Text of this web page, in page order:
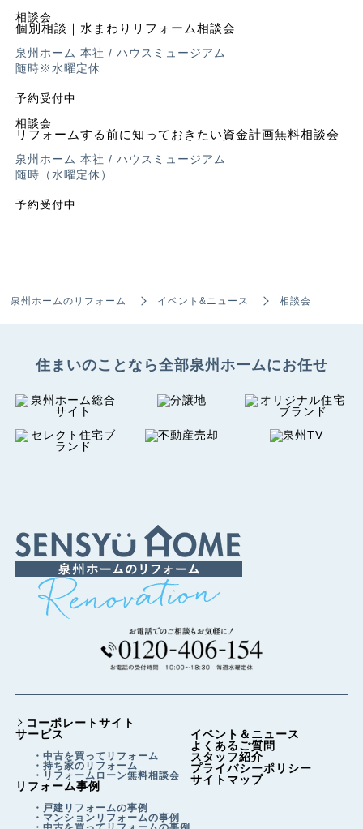
相談会
個別相談｜水まわりリフォーム相談会
泉州ホーム 本社 / ハウスミュージアム
随時※水曜定休
予約受付中
相談会
リフォームする前に知っておきたい資金計画無料相談会
泉州ホーム 本社 / ハウスミュージアム
随時（水曜定休）
予約受付中
泉州ホームのリフォーム イベント&ニュース 相談会
住まいのことなら全部泉州ホームにお任せ
コーポレートサイト
サービス
・中古を買ってリフォーム
・持ち家のリフォーム
・リフォームローン無料相談会
リフォーム事例
・戸建リフォームの事例
・マンションリフォームの事例
イベント＆ニュース
よくあるご質問
スタッフ紹介
プライバシーポリシー
サイトマップ